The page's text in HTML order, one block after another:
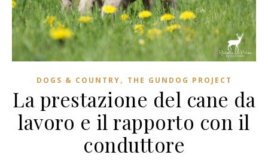
DOGS & COUNTRY, THE GUNDOG PROJECT
La prestazione del cane da
lavoro e il rapporto con il
conduttore